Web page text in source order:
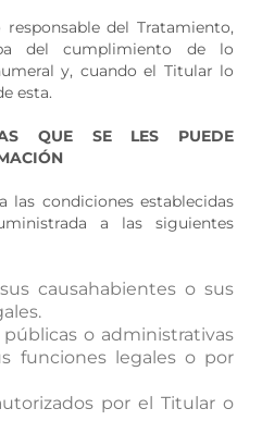
responsable del Tratamiento,
del cumplimiento de lo
y, cuando el Titular lo
esta.
QUE SE LES PUEDE
las condiciones establecidas
a las siguientes
causahabientes o sus
o administrativas
funciones legales o por
por el Titular o